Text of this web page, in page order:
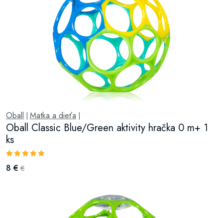
Oball Matka a dieťa
Oball Classic Blue/Green aktivity hračka 0 m+ 1
ks
8 € €